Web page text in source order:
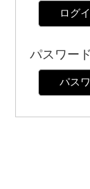
ログ
パスワー
パス